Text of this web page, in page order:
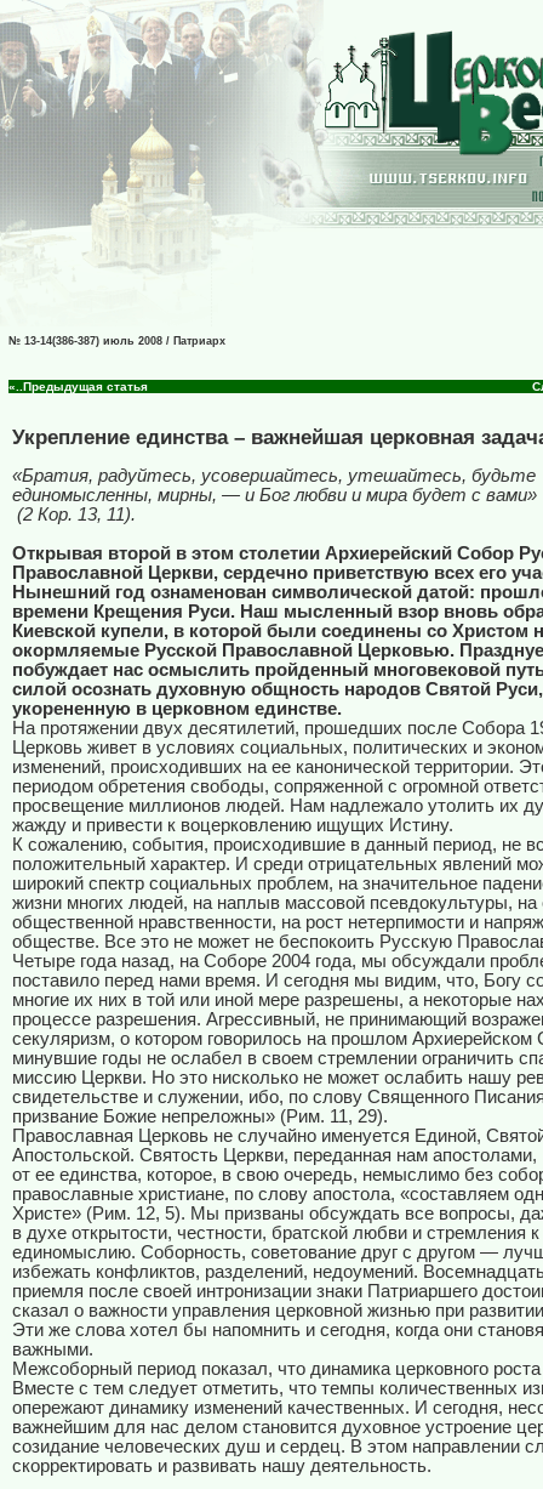
№ 13-14(386-387) июль 2008 / Патриарх
«..Предыдущая статья
Укрепление единства – важнейшая церковная
«Братия, радуйтесь, усовершайтесь, утешайтесь, будьте
единомысленны, мирны, — и Бог любви и мира будет с вами»
(2 Кор. 13, 11).
Открывая второй в этом столетии Архиерейский Собор
Православной Церкви, сердечно приветствую всех его
Нынешний год ознаменован символической датой:
времени Крещения Руси. Наш мысленный взор вновь
Киевской купели, в которой были соединены со Христом
окормляемые Русской Православной Церковью.
побуждает нас осмыслить пройденный многовековой
силой осознать духовную общность народов Святой Руси,
укорененную в церковном единстве.
На протяжении двух десятилетий, прошедших после Собора
Церковь живет в условиях социальных, политических и
изменений, происходивших на ее канонической территории.
периодом обретения свободы, сопряженной с огромной
просвещение миллионов людей. Нам надлежало утолить их
жажду и привести к воцерковлению ищущих Истину.
К сожалению, события, происходившие в данный период, не
положительный характер. И среди отрицательных явлений
широкий спектр социальных проблем, на значительное
жизни многих людей, на наплыв массовой псевдокультуры, на
общественной нравственности, на рост нетерпимости и
обществе. Все это не может не беспокоить Русскую
Четыре года назад, на Соборе 2004 года, мы обсуждали
поставило перед нами время. И сегодня мы видим, что, Богу
многие их них в той или иной мере разрешены, а некоторые
процессе разрешения. Агрессивный, не принимающий
секуляризм, о котором говорилось на прошлом Архиерейском
минувшие годы не ослабел в своем стремлении ограничить
миссию Церкви. Но это нисколько не может ослабить нашу
свидетельстве и служении, ибо, по слову Священного
призвание Божие непреложны» (Рим. 11, 29).
Православная Церковь не случайно именуется Единой,
Апостольской. Святость Церкви, переданная нам
от ее единства, которое, в свою очередь, немыслимо без
православные христиане, по слову апостола, «составляем
Христе» (Рим. 12, 5). Мы призваны обсуждать все вопросы,
в духе открытости, честности, братской любви и стремления к
единомыслию. Соборность, советование друг с другом —
избежать конфликтов, разделений, недоумений.
приемля после своей интронизации знаки Патриаршего
сказал о важности управления церковной жизнью при
Эти же слова хотел бы напомнить и сегодня, когда они
важными.
Межсоборный период показал, что динамика церковного
Вместе с тем следует отметить, что темпы количественных
опережают динамику изменений качественных. И сегодня,
важнейшим для нас делом становится духовное устроение
созидание человеческих душ и сердец. В этом направлении
скорректировать и развивать нашу деятельность.